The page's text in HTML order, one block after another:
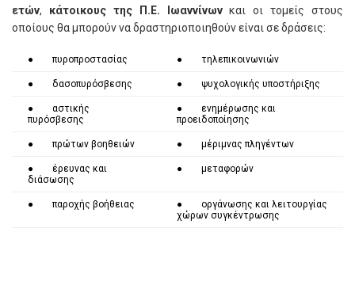
ετών, κάτοικους της Π.Ε. Ιωαννίνωνκαι οι τομείς στους
οποίους θα μπορούν να δραστηριοποιηθούν είναι σε δράσεις:
● πυροπροστασίας ● τηλεπικοινωνιών
● δασοπυρόσβεσης ● ψυχολογικής υποστήριξης
● αστικής
πυρόσβεσης
● ενημέρωσης και
προειδοποίησης
● πρώτων βοηθειών ● μέριμνας πληγέντων
● έρευνας και
διάσωσης
● μεταφορών
● παροχής βοήθειας
● οργάνωσης και λειτουργίας
χώρων συγκέντρωσης